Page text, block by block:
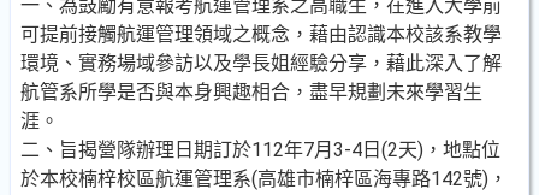
一、為鼓勵有意報考航運管理系之高職生，在進入大學前
可提前接觸航運管理領域之概念，藉由認識本校該系教學
環境、實務場域參訪以及學長姐經驗分享，藉此深入了解
航管系所學是否與本身興趣相合，盡早規劃未來學習生
涯。
二、旨揭營隊辦理日期訂於112年7月3-4日(2天)，地點位
於本校楠梓校區航運管理系(高雄市楠梓區海專路142號)，